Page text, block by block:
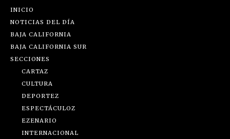
INICIO
NOTICIAS DEL DÍA
BAJA CALIFORNIA
BAJA CALIFORNIA SUR
SECCIONES
CARTAZ
CULTURA
DEPORTEZ
ESPECTÁCULOZ
EZENARIO
INTERNACIONAL